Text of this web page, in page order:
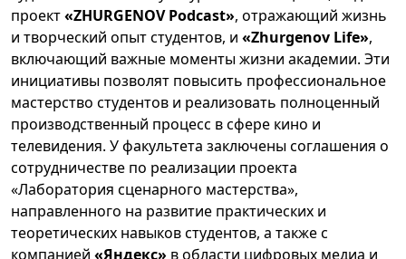
проект«ZHURGENOV Podcast», отражающий жизнь
и творческий опыт студентов, и «Zhurgenov Life»,
включающий важные моменты жизни академии. Эти
инициативы позволят повысить профессиональное
мастерство студентов и реализовать полноценный
производственный процесс в сфере кино и
телевидения. У факультета заключены соглашения о
сотрудничестве по реализации проекта
«Лаборатория сценарного мастерства»,
направленного на развитие практических и
теоретических навыков студентов, а также с
компанией «Яндекс» в области цифровых медиа и